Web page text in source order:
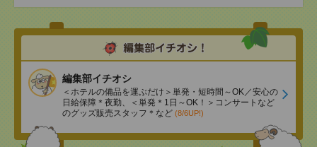
編集部イチオシ
＜ホテルの備品を運ぶだけ＞単発・短時間～OK／安心の
日給保障＊夜勤、＜単発＊1日～OK！＞コンサートなど
のグッズ販売スタッフ＊など (8/6UP!)